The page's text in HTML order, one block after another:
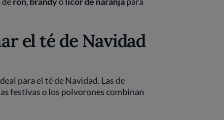
el té de Navidad
para el té de Navidad. Las de
festivas o los polvorones combinan